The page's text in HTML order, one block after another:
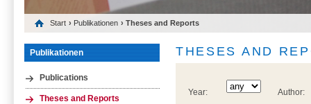
Start › Publikationen › Theses and Reports
Publikationen
Publications
Theses and Reports
THESES AND
Year: Author: